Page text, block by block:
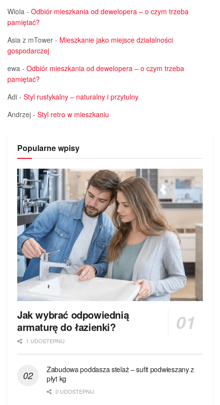
Wiola - Odbiór mieszkania od dewelopera – o czym trzeba
pamiętać?
Asia z mTower - Mieszkanie jako miejsce działalności
gospodarczej
ewa - Odbiór mieszkania od dewelopera – o czym trzeba
pamiętać?
Adi - Styl rustykalny – naturalny i przytulny
Andrzej - Styl retro w mieszkaniu
Popularne wpisy
Jak wybrać odpowiednią
armaturę do łazienki?
1 UDOSTEPNIJ
Zabudowa poddasza stelaż – sufit podwieszany z
płyt kg
0 UDOSTEPNIJ